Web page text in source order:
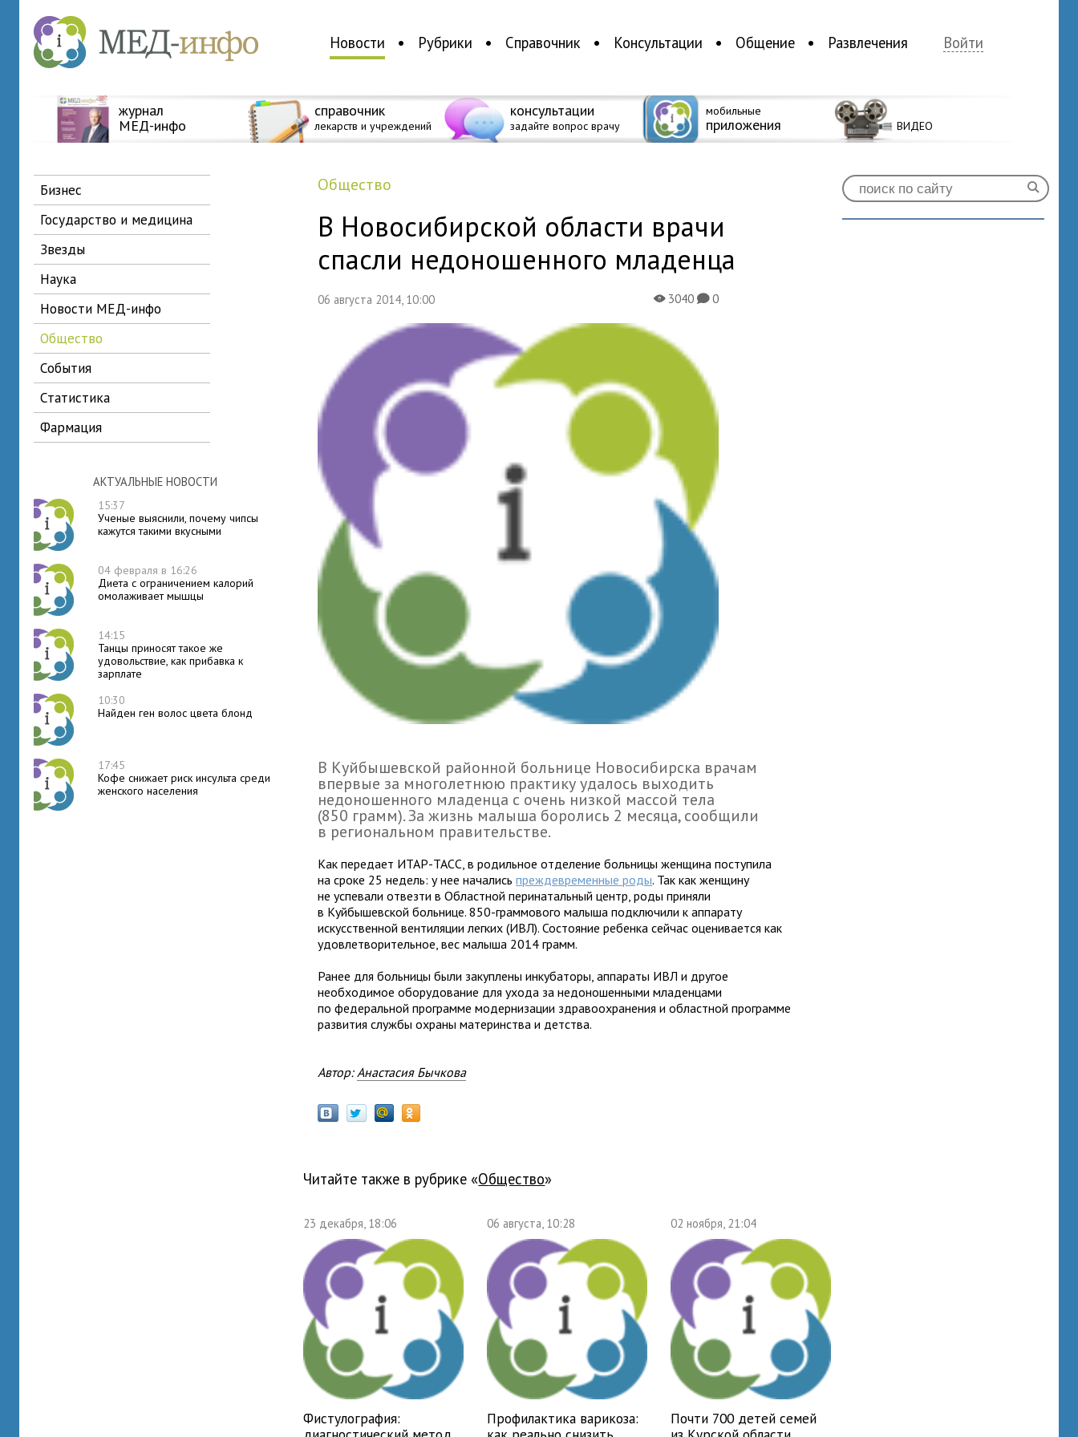
Новости Рубрики Справочник Консультации Общение Развлечения Войти
журнал
МЕД-инфо
справочник
лекарств и учреждений
консультации
задайте вопрос врачу
мобильные
приложения ВИДЕО
бизнес
государство и медицина
звезды
наука
новости МЕД-инфо
общество
события
статистика
фармация
АКТУАЛЬНЫЕ НОВОСТИ
15:37
Ученые выяснили, почему чипсы
кажутся такими вкусными
04 февраля в 16:26
Диета с ограничением калорий
омолаживает мышцы
14:15
Танцы приносят такое же
удовольствие, как прибавка к
зарплате
10:30
Найден ген волос цвета блонд
17:45
Кофе снижает риск инсульта среди
женского населения
общество
В Новосибирской области врачи
спасли недоношенного младенца
06 августа 2014, 10:00 X3040K0
В Куйбышевской районной больнице Новосибирска врачам
впервые за многолетнюю практику удалось выходить
недоношенного младенца с очень низкой массой тела
(850 грамм). За жизнь малыша боролись 2 месяца, сообщили
в региональном правительстве.
Как передает ИТАР-ТАСС, в родильное отделение больницы женщина поступила
на сроке 25 недель: у нее началисьпреждевременные роды. Так как женщину
не успевали отвезти в Областной перинатальный центр, роды приняли
в Куйбышевской больнице. 850-граммового малыша подключили к аппарату
искусственной вентиляции легких (ИВЛ). Состояние ребенка сейчас оценивается как
удовлетворительное, вес малыша 2014 грамм.
Ранее для больницы были закуплены инкубаторы, аппараты ИВЛ и другое
необходимое оборудование для ухода за недоношенными младенцами
по федеральной программе модернизации здравоохранения и областной программе
развития службы охраны материнства и детства.
Автор:Анастасия Бычкова
Читайте также в рубрике « общество»
23 декабря, 18:06
Фистулография:
06 августа, 10:28
Профилактика варикоза:
02 ноября, 21:04
Почти 700 детей семей